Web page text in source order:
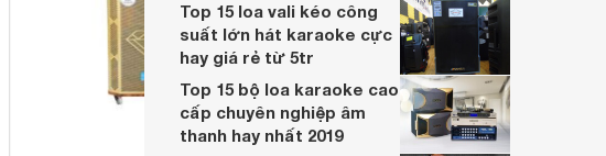
Top 15 loa vali kéo công
suất lớn hát karaoke cực
hay giá rẻ từ 5tr
Top 15 bộ loa karaoke cao
cấp chuyên nghiệp âm
thanh hay nhất 2019